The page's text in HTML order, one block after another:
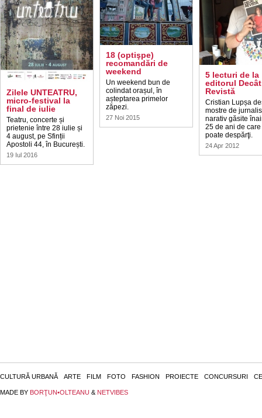
Zilele UNTEATRU,
micro-festival la
final de iulie
Teatru, concerte și
prietenie între 28 iulie și
4 august, pe Sfinții
Apostoli 44, în București.
19 Iul 2016
18 (optişpe)
recomandări de
weekend
Un weekend bun de
colindat orașul, în
așteptarea primelor
zăpezi.
27 Noi 2015
5 lecturi de la
editorul
Revistă
Cristian Lupșa
mostre de
narativ găsite
25 de ani de
poate despărţi.
24 Apr 2012
CULTURĂ URBANĂ ARTE FILM FOTO FASHION PROIECTE CONCURSURI
MADE BY BORŢUN•OLTEANU & NETVIBES